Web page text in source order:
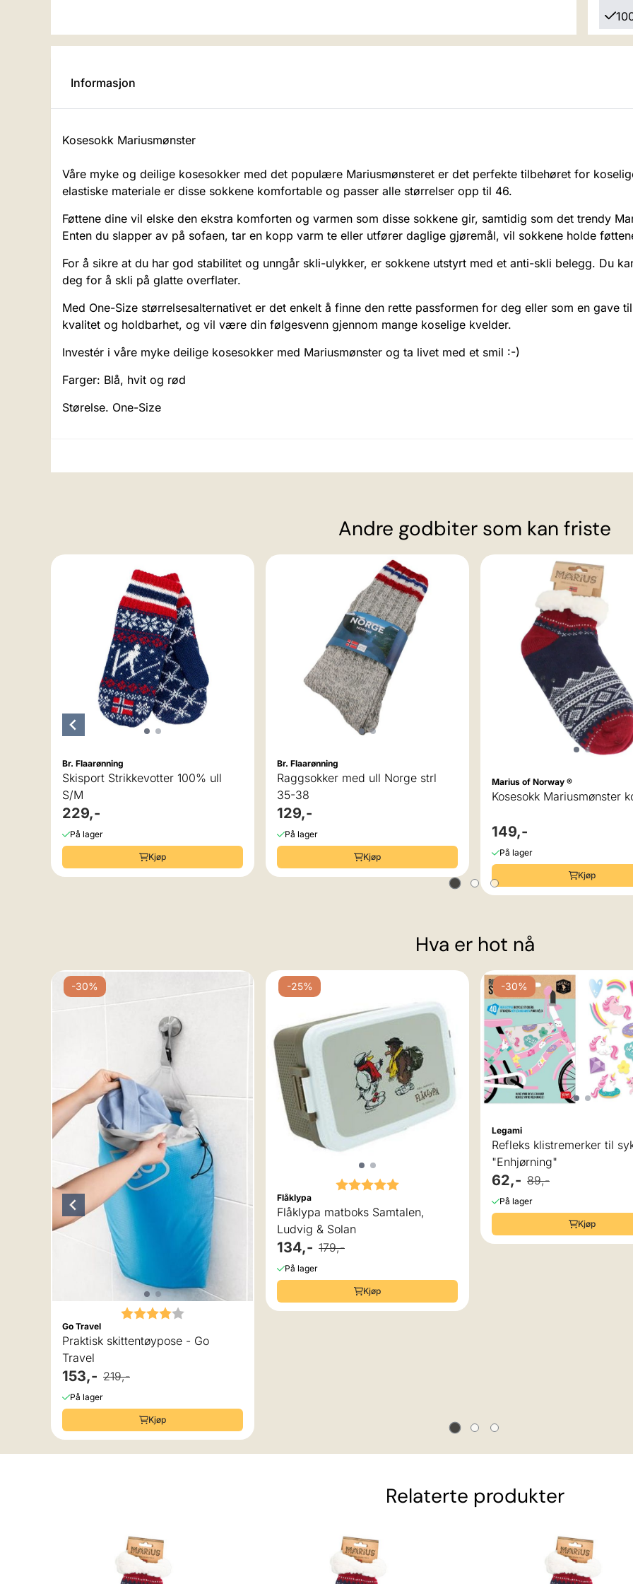
Informasjon
Kosesokk Mariusmønster
Våre myke og deilige kosesokker med det populære Mariusmønsteret er det perfekte tilbehøret for
elastiske materiale er disse sokkene komfortable og passer alle størrelser opp til 46.
Føttene dine vil elske den ekstra komforten og varmen som disse sokkene gir, samtidig som det trendy
Enten du slapper av på sofaen, tar en kopp varm te eller utfører daglige gjøremål, vil sokkene holde
For å sikre at du har god stabilitet og unngår skli-ulykker, er sokkene utstyrt med et anti-skli belegg. Du
deg for å skli på glatte overflater.
Med One-Size størrelsesalternativet er det enkelt å finne den rette passformen for deg eller som en gave
kvalitet og holdbarhet, og vil være din følgesvenn gjennom mange koselige kvelder.
Investér i våre myke deilige kosesokker med Mariusmønster og ta livet med et smil :-)
Farger: Blå, hvit og rød
Størelse. One-Size
Andre godbiter som kan friste
Br. Flaarønning
Skisport Strikkevotter 100% ull
S/M
229,-
På lager
Kjøp
Br. Flaarønning
Raggsokker med ull Norge strl
35-38
129,-
På lager
Kjøp
Marius of Norway ®
Kosesokk Mariusmønster
149,-
På lager
Kjøp
Hva er hot nå
-30%
Karakter:
Go Travel
Praktisk skittentøypose - Go
Travel
153,- 219,-
På lager
Kjøp
-25%
Karakter:
Flåklypa
Flåklypa matboks Samtalen,
Ludvig & Solan
134,- 179,-
På lager
Kjøp
-30%
Legami
Refleks klistremerker til
"Enhjørning"
62,- 89,-
På lager
Kjøp
Relaterte produkter